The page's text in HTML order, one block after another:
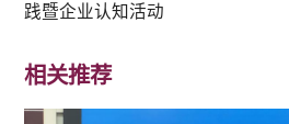
践暨企业认知活动
相关推荐